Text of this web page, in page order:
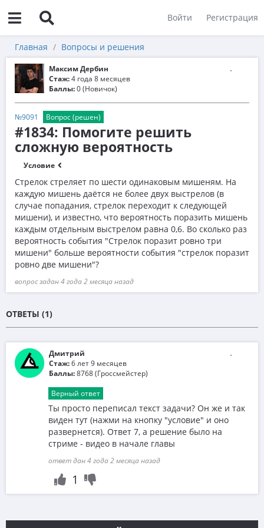
Войти Регистрация
Главная Вопросы и решения
Максим Дербин
Стаж:4 года 8 месяцев
Баллы:0 (Новичок)
№9091 Вопрос (решен)
#1834: Помогите решить
сложную вероятность
Условие
Стрелок стреляет по шести одинаковым мишеням. На
каждую мишень даётся не более двух выстрелов (в
случае попадания, стрелок переходит к следующей
мишени), и известно, что вероятность поразить мишень
каждым отдельным выстрелом равна 0,6. Во сколько раз
вероятность события "Стрелок поразит ровно три
мишени" больше вероятности события "стрелок поразит
ровно две мишени"?
вопрос задан 4 года 2 месяца назад
ОТВЕТЫ (1)
Дмитрий
Стаж:6 лет 9 месяцев
Баллы:8768 (Гроссмейстер)
Верный ответ
Ты просто переписал текст задачи? Он же и так
виден тут (нажми на кнопку "условие" и оно
развернется). Ответ 7, а решение было на
стриме - видео в начале главы
ответ дан 4 года 2 месяца назад
1